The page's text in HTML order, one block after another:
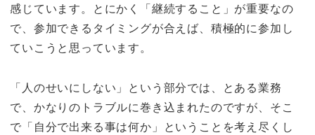
感じています。とにかく「継続すること」が重要なの
で、参加できるタイミングが合えば、積極的に参加し
ていこうと思っています。
「人のせいにしない」という部分では、とある業務
で、かなりのトラブルに巻き込まれたのですが、そこ
で「自分で出来る事は何か」ということを考え尽くし